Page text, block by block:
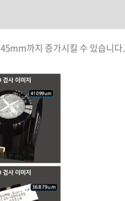
까지 증가시킬 수 있습니다.